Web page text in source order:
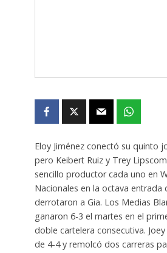
Eloy Jiménez conectó su quinto
pero Keibert Ruiz y Trey
sencillo productor cada uno en
Nacionales en la octava entrada
derrotaron a Gia. Los Medias
ganaron 6-3 el martes en el
doble cartelera consecutiva.
de 4-4 y remolcó dos carreras